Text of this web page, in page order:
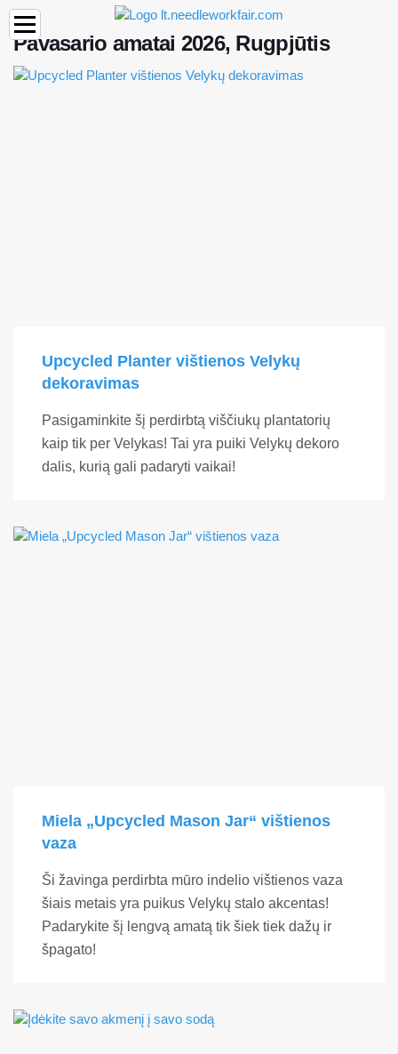
Pavasario amatai 2026, Rugpjūtis
Upcycled Planter vištienos Velykų
dekoravimas
Pasigaminkite šį perdirbtą viščiukų plantatorių
kaip tik per Velykas! Tai yra puiki Velykų dekoro
dalis, kurią gali padaryti vaikai!
Miela „Upcycled Mason Jar“ vištienos
vaza
Ši žavinga perdirbta mūro indelio vištienos vaza
šiais metais yra puikus Velykų stalo akcentas!
Padarykite šį lengvą amatą tik šiek tiek dažų ir
špagato!